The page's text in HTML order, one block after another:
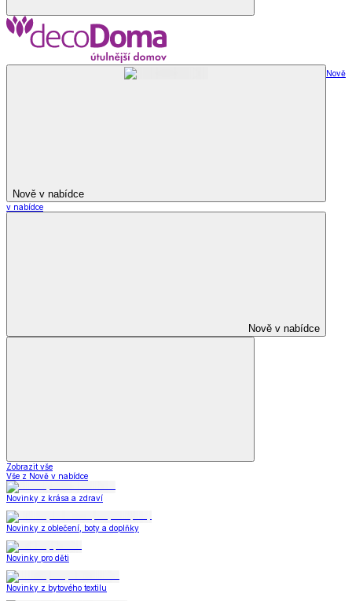
Nově v nabídce
Nově
v nabídce
Nově v nabídce
Zobrazit vše
Vše z Nově v nabídce
Novinky z krása a zdraví
Novinky z oblečení, boty a doplňky
Novinky pro děti
Novinky z bytového textilu